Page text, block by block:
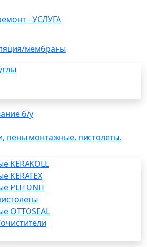
- УСЛУГА
мембраны
б/у
пены монтажные, пистолеты.
KERAKOLL
KERATEX
PLITONIT
OTTOSEAL